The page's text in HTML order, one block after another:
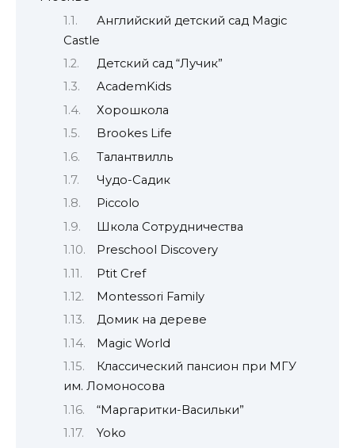
Английский детский сад Magic
Castle
Детский сад “Лучик”
AcademKids
Хорошкола
Brookes Life
Талантвилль
Чудо-Садик
Piccolo
Школа Сотрудничества
Preschool Discovery
Ptit Cref
Montessori Family
Домик на дереве
Magic World
Классический пансион при МГУ
им. Ломоносова
“Маргаритки-Васильки”
Yoko